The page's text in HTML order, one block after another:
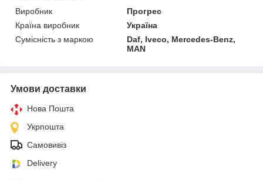
Виробник
Прогрес
Країна виробник
Україна
Сумісність з маркою
Daf, Iveco, Mercedes-Benz,
MAN
Умови доставки
Нова Пошта
Укрпошта
Самовивіз
Delivery